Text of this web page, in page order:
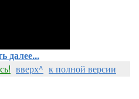
далее...
вверх^ к полной версии